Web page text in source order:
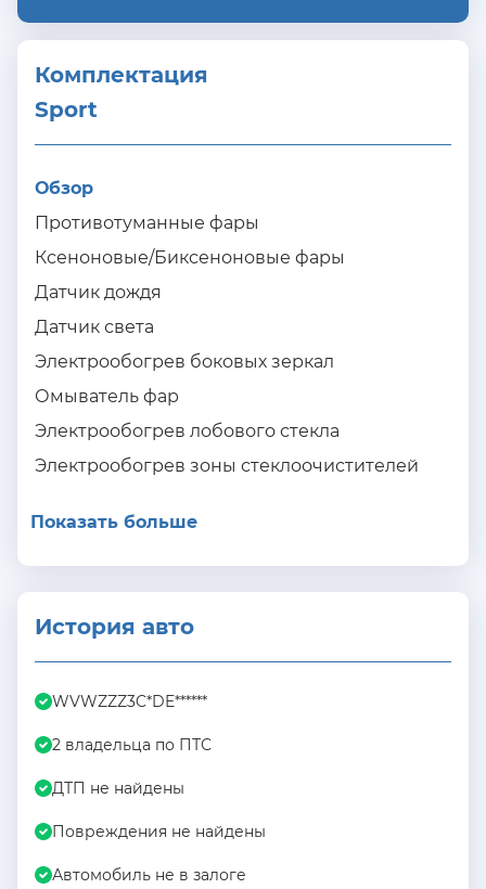
Комплектация
Sport
Обзор
Противотуманные фары
Ксеноновые/Биксеноновые фары
Датчик дождя
Датчик света
Электрообогрев боковых зеркал
Омыватель фар
Электрообогрев лобового стекла
Электрообогрев зоны стеклоочистителей
Показать больше
История авто
WVWZZZ3C*DE******
2 владельца по ПТС
ДТП не найдены
Повреждения не найдены
Автомобиль не в залоге